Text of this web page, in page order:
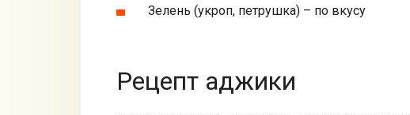
Зелень (укроп, петрушка) – по вкусу
Рецепт аджики